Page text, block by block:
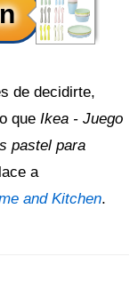
de decidirte,
que Ikea - Juego
pastel para
a
and Kitchen.